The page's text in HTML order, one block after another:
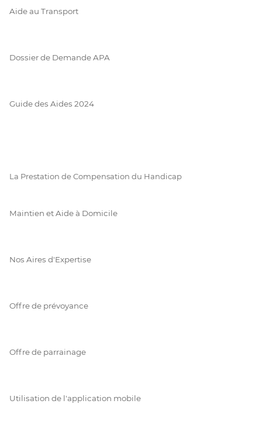
Aide au Transport
Dossier de Demande APA
Guide des Aides 2024
La Prestation de Compensation du Handicap
Maintien et Aide à Domicile
Nos Aires d'Expertise
Offre de prévoyance
Offre de parrainage
Utilisation de l'application mobile